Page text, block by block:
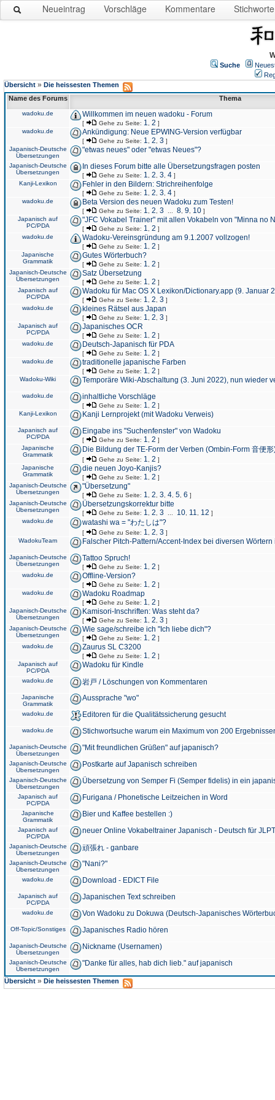
Neueintrag Vorschläge Kommentare Stichworte
Suche
Übersicht » Die heissesten Themen
Name des Forums
Thema
wadoku.de Willkommen im neuen wadoku - Forum
[ Gehe zu Seite: 1 2 ]
wadoku.de
Ankündigung: Neue EPWING-Version verfügbar
[ Gehe zu Seite: 1 2 3 ]
Japanisch-Deutsche
Übersetzungen
"etwas neues" oder "etwas Neues"?
Japanisch-Deutsche
Übersetzungen
In dieses Forum bitte alle Übersetzungsfragen posten
[ Gehe zu Seite: 1 2 3 4 ]
Kanji-Lexikon
Fehler in den Bildern: Strichreihenfolge
[ Gehe zu Seite: 1 2 3 4 ]
wadoku.de
Beta Version des neuen Wadoku zum Testen!
[ Gehe zu Seite: 1 2 3 8 9 10 ]
Japanisch auf
PC/PDA
"JFC Vokabel Trainer" mit allen Vokabeln von "Minna no
[ Gehe zu Seite: 1 2 ]
wadoku.de
Wadoku-Vereinsgründung am 9.1.2007 vollzogen!
[ Gehe zu Seite: 1 2 ]
Japanische
Grammatik
Gutes Wörterbuch?
[ Gehe zu Seite: 1 2 ]
Japanisch-Deutsche
Übersetzungen
Satz Übersetzung
[ Gehe zu Seite: 1 2 ]
Japanisch auf
PC/PDA
Wadoku für Mac OS X Lexikon/Dictionary.app (9. Januar
[ Gehe zu Seite: 1 2 3 ]
wadoku.de
kleines Rätsel aus Japan
[ Gehe zu Seite: 1 2 3 ]
Japanisch auf
PC/PDA
Japanisches OCR
[ Gehe zu Seite: 1 2 ]
wadoku.de
Deutsch-Japanisch für PDA
[ Gehe zu Seite: 1 2 ]
wadoku.de
traditionelle japanische Farben
[ Gehe zu Seite: 1 2 ]
Wadoku-Wiki
Temporäre Wiki-Abschaltung (3. Juni 2022), nun wieder
wadoku.de inhaltliche Vorschläge
[ Gehe zu Seite: 1 2 ]
Kanji-Lexikon
Kanji Lernprojekt (mit Wadoku Verweis)
Japanisch auf
PC/PDA
Eingabe ins "Suchenfenster" von Wadoku
[ Gehe zu Seite: 1 2 ]
Japanische
Grammatik
Die Bildung der TE-Form der Verben (Ombin-Form 音便形
[ Gehe zu Seite: 1 2 ]
Japanische
Grammatik
die neuen Joyo-Kanjis?
[ Gehe zu Seite: 1 2 ]
Japanisch-Deutsche
Übersetzungen
"Übersetzung"
[ Gehe zu Seite: 1 2 3 4 5 6 ]
Japanisch-Deutsche
Übersetzungen
Übersetzungskorrektur bitte
[ Gehe zu Seite: 1 2 3 10 11 12 ]
wadoku.de
watashi wa = "わたしは"?
[ Gehe zu Seite: 1 2 3 ]
WadokuTeam
Falscher Pitch-Pattern/Accent-Index bei diversen
Japanisch-Deutsche
Übersetzungen
Tattoo Spruch!
[ Gehe zu Seite: 1 2 ]
wadoku.de
Offline-Version?
[ Gehe zu Seite: 1 2 ]
wadoku.de
Wadoku Roadmap
[ Gehe zu Seite: 1 2 ]
Japanisch-Deutsche
Übersetzungen
Kamisori-Inschriften: Was steht da?
[ Gehe zu Seite: 1 2 3 ]
Japanisch-Deutsche
Übersetzungen
Wie sage/schreibe ich "Ich liebe dich"?
[ Gehe zu Seite: 1 2 ]
wadoku.de
Zaurus SL C3200
[ Gehe zu Seite: 1 2 ]
Japanisch auf
PC/PDA
Wadoku für Kindle
wadoku.de 岩戸 / Löschungen von Kommentaren
Japanische
Grammatik
Aussprache "wo"
wadoku.de Editoren für die Qualitätssicherung gesucht
wadoku.de Stichwortsuche warum ein Maximum von 200
Japanisch-Deutsche
Übersetzungen
"Mit freundlichen Grüßen" auf japanisch?
Japanisch-Deutsche
Übersetzungen
Postkarte auf Japanisch schreiben
Japanisch-Deutsche
Übersetzungen
Übersetzung von Semper Fi (Semper fidelis) in ein
Japanisch auf
PC/PDA
Furigana / Phonetische Leitzeichen in Word
Japanische
Grammatik
Bier und Kaffee bestellen :)
Japanisch auf
PC/PDA
neuer Online Vokabeltrainer Japanisch - Deutsch für
Japanisch-Deutsche
Übersetzungen
頑張れ - ganbare
Japanisch-Deutsche
Übersetzungen
"Nani?"
wadoku.de Download - EDICT File
Japanisch auf
PC/PDA
Japanischen Text schreiben
wadoku.de Von Wadoku zu Dokuwa (Deutsch-Japanisches
Off-Topic/Sonstiges Japanisches Radio hören
Japanisch-Deutsche
Übersetzungen
Nickname (Usernamen)
Japanisch-Deutsche
Übersetzungen
"Danke für alles, hab dich lieb." auf japanisch
Übersicht » Die heissesten Themen